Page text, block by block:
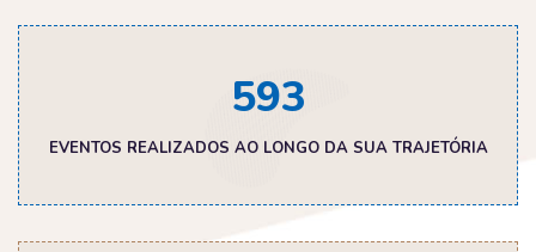
593
EVENTOS REALIZADOS AO LONGO DA SUA TRAJETÓRIA